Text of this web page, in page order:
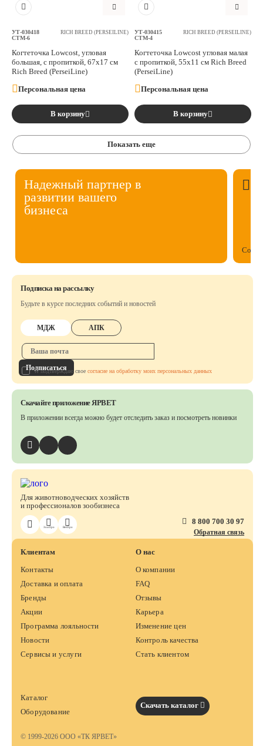
УТ-030418
СТМ-6
RICH BREED (PERSEILINE)
Когтеточка Lowcost, угловая
большая, с пропиткой, 67х17 см
Rich Breed (PerseiLine)
Персональная цена
В корзину
УТ-030415
СТМ-4
RICH BREED (PERSEILINE)
Когтеточка Lowcost угловая малая
с пропиткой, 55х11 см Rich Breed
(PerseiLine)
Персональная цена
В корзину
Показать еще
Надежный партнер в
развитии вашего
бизнеса
ЗооПро ВетПро
Для животноводческих хозяйств
и профессионалов зообизнеса
8 800 700 30 97
Обратная связь
Клиентам
Контакты
Доставка и оплата
Бренды
Акции
Программа лояльности
Новости
Сервисы и услуги
О нас
О компании
FAQ
Отзывы
Карьера
Изменение цен
Контроль качества
Стать клиентом
Каталог
Оборудование
Скачать каталог
© 1999-2026 ООО «ТК ЯРВЕТ»
Подписка на рассылку
Будьте в курсе последних событий и новостей
МДЖ АПК
Подписаться
Я подтверждаю свое согласие на обработку моих персональных данных
Скачайте приложение ЯРВЕТ
В приложении всегда можно будет отследить заказ и посмотреть новинки